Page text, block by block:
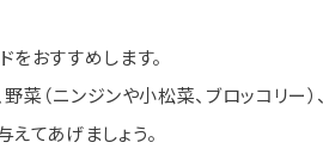
をおすすめします。
野菜（ニンジンや小松菜、ブロッコリー）、
てあげましょう。